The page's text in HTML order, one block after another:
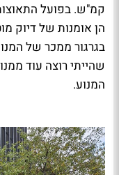
קמ"ש. בפועל
הן אומנות של דיוק
בגרגור ממכר של
שהייתי רוצה עוד
המנוע.